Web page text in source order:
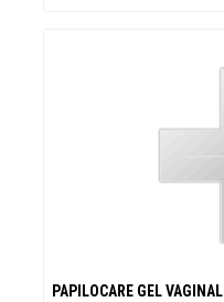
PAPILOCARE GEL